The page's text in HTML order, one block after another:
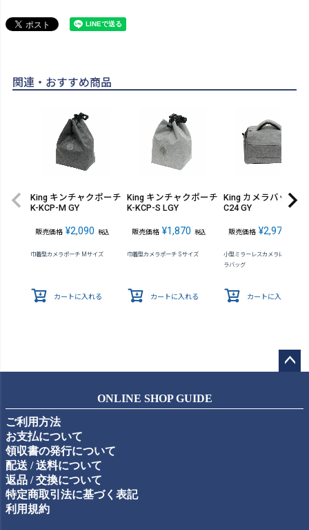
関連・おすすめ商品
King キンチャクポーチ
K-KCP-M GY
販売価格 ¥2,090 税込
巾着型カメラポーチ Mサイズ
カートに入れる
King キンチャクポーチ
K-KCP-S LGY
販売価格 ¥1,870 税込
巾着型カメラポーチ Sサイズ
カートに入れる
King カメラバッグ K-
C24 GY
販売価格 ¥2,970
小型ミラーレスカメラに最適なカ
ラバッグ
カートに入れる
ップ
ONLINE SHOP GUIDE
ご利用方法
お支払について
領収書の発行について
配送 / 送料について
返品 / 交換について
特定商取引法に基づく表記
利用規約